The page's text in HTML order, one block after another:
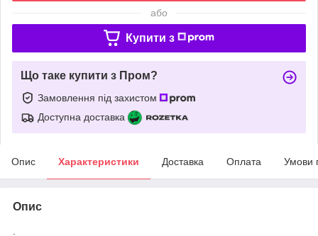
або
Купити з
Що таке купити з Пром?
Замовлення під захистом
Доступна доставка
Опис Характеристики Доставка Оплата Умови
Опис